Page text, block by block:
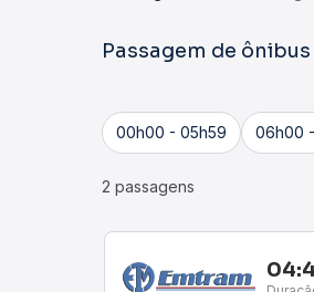
Passagem de ônibus
00h00 - 05h59 06h00 -
2 passagens